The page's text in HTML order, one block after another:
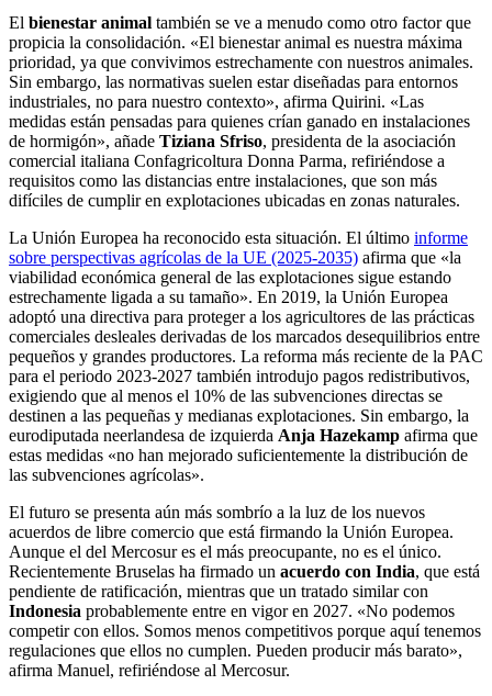
El bienestar animal también se ve a menudo como otro factor que
propicia la consolidación. «El bienestar animal es nuestra máxima
prioridad, ya que convivimos estrechamente con nuestros animales.
Sin embargo, las normativas suelen estar diseñadas para entornos
industriales, no para nuestro contexto», afirma Quirini. «Las
medidas están pensadas para quienes crían ganado en instalaciones
de hormigón», añade Tiziana Sfriso, presidenta de la asociación
comercial italiana Confagricoltura Donna Parma, refiriéndose a
requisitos como las distancias entre instalaciones, que son más
difíciles de cumplir en explotaciones ubicadas en zonas naturales.
La Unión Europea ha reconocido esta situación. El último informe
sobre perspectivas agrícolas de la UE (2025-2035) afirma que «la
viabilidad económica general de las explotaciones sigue estando
estrechamente ligada a su tamaño». En 2019, la Unión Europea
adoptó una directiva para proteger a los agricultores de las prácticas
comerciales desleales derivadas de los marcados desequilibrios entre
pequeños y grandes productores. La reforma más reciente de la PAC
para el periodo 2023-2027 también introdujo pagos redistributivos,
exigiendo que al menos el 10% de las subvenciones directas se
destinen a las pequeñas y medianas explotaciones. Sin embargo, la
eurodiputada neerlandesa de izquierda Anja Hazekamp afirma que
estas medidas «no han mejorado suficientemente la distribución de
las subvenciones agrícolas».
El futuro se presenta aún más sombrío a la luz de los nuevos
acuerdos de libre comercio que está firmando la Unión Europea.
Aunque el del Mercosur es el más preocupante, no es el único.
Recientemente Bruselas ha firmado un acuerdo con India, que está
pendiente de ratificación, mientras que un tratado similar con
Indonesia probablemente entre en vigor en 2027. «No podemos
competir con ellos. Somos menos competitivos porque aquí tenemos
regulaciones que ellos no cumplen. Pueden producir más barato»,
afirma Manuel, refiriéndose al Mercosur.